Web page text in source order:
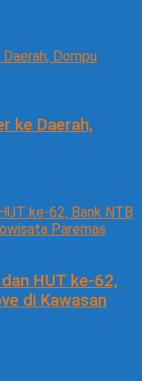
ke Daerah,
HUT ke-62,
di Kawasan